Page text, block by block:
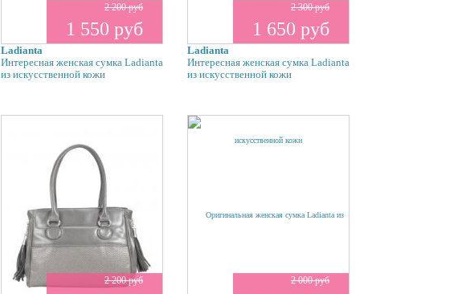
2 200 руб
1 550 руб
Ladianta
Интересная женская сумка Ladianta
из искусственной кожи
2 300 руб
1 650 руб
Ladianta
Интересная женская сумка Ladianta
из искусственной кожи
2 200 руб 2 000 руб